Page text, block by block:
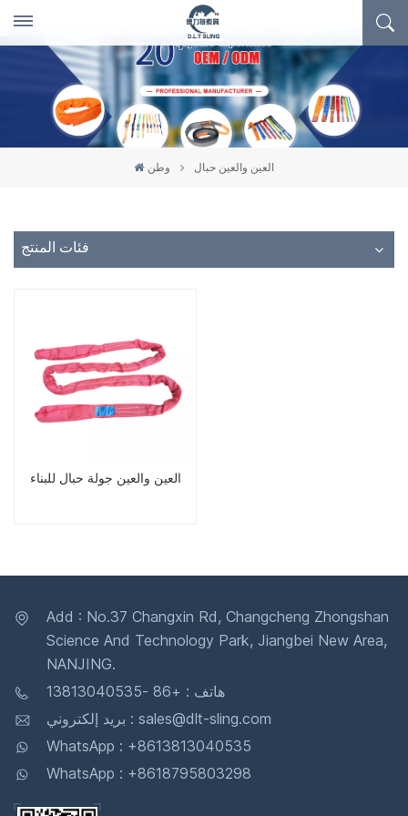
وطن العين والعين حبال
فئات المنتج
العين والعين جولة حبال للبناء
Add : No.37 Changxin Rd, Changcheng Zhongshan
Science And Technology Park, Jiangbei New Area,
NANJING.
هاتف : +86 -13813040535
بريد إلكتروني : sales@dlt-sling.com
WhatsApp : +8613813040535
WhatsApp : +8618795803298